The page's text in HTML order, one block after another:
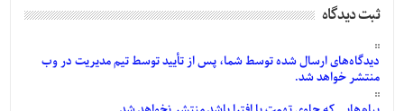
ثبت دیدگاه
دیدگاه‌هایارسالشدهتوسط شما، پس ازتأییدتوسط تیم مدیریت در وب
منتشر خواهد شد.